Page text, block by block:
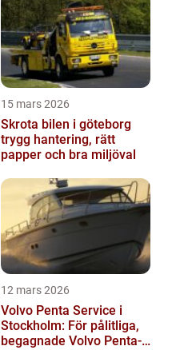
15 mars 2026
Skrota bilen i göteborg
trygg hantering, rätt
papper och bra miljöval
12 mars 2026
Volvo Penta Service i
Stockholm: För pålitliga,
begagnade Volvo Penta-